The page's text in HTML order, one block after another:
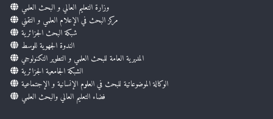
وزارة التعليم العالي و البحث العلمي
مركز البحث في الإعلام العلمي و التقني
شبكة البحث الجزائرية
الندوة الجهوية للوسط
المديرية العامة للبحث العلمي و التطوير التكنولوجي
الشبكة الجامعية الجزائرية
الوكالة الموضوعاتية للبحث في العلوم الإنسانية و الإجتماعية
فضاء التعليم العالي والبحث العلمي